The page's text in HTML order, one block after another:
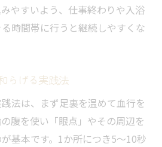
やすいよう、仕事終わりや入浴
時間帯に行うと継続しやすくな
らげる実践法
法は、まず足裏を温めて血行を
腹を使い「眼点」やその周辺を
基本です。1か所につき5〜10秒